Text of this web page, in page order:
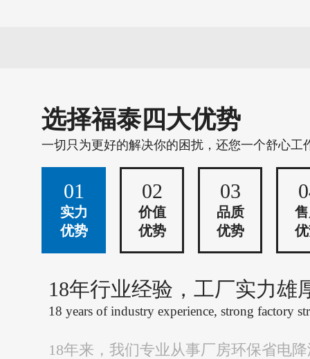
选择福泰四大优势
一切只为更好的解决你的困扰，还您一个舒心工
01
实力
优势
02
价值
优势
03
品质
优势
18年行业经验，工厂实力雄
18 years of industry experience, strong factory
18年来，我们专业从事厂房环保省电